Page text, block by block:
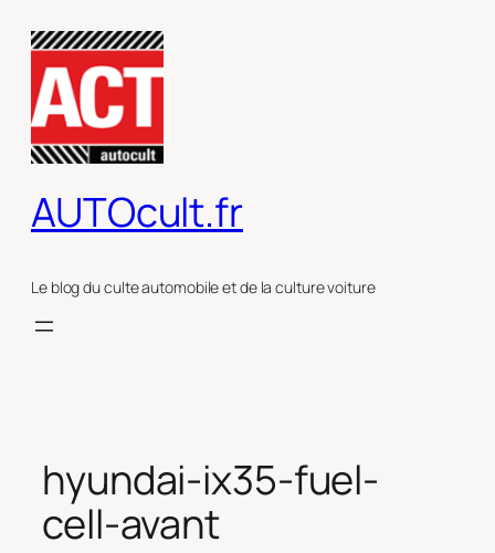
contenu
AUTOcult.fr
Le blog du culte automobile et de la culture voiture
hyundai-ix35-fuel-
cell-avant